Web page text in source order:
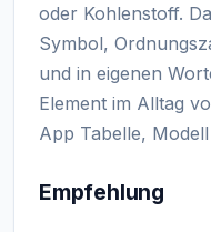
oder Kohlenstoff.
Symbol,
und in eigenen
Element im Alltag
App Tabelle,
Empfehlung